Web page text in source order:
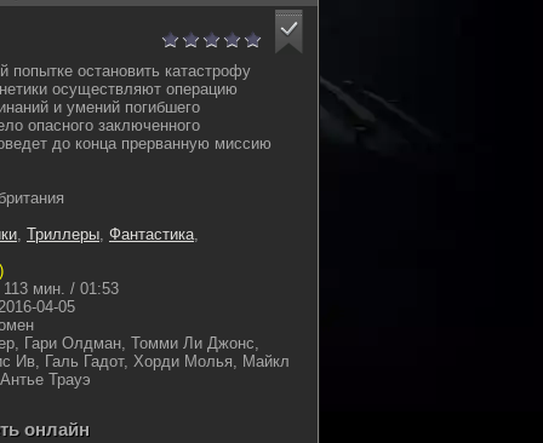
попытке остановить катастрофу
осуществляют операцию
и умений погибшего
опасного заключенного
до конца прерванную миссию
, Триллеры, Фантастика,
113 мин. / 01:53
04-05
Гари Олдман, Томми Ли Джонс,
Ив, Галь Гадот, Хорди Молья, Майкл
Трауэ
онлайн